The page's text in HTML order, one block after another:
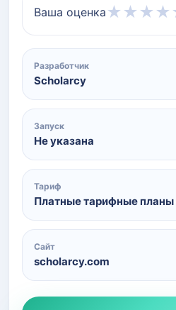
Ваша оценка ★ ★ ★ ★
Разработчик
Scholarcy
Запуск
Не указана
Тариф
Платные тарифные
Сайт
scholarcy.com